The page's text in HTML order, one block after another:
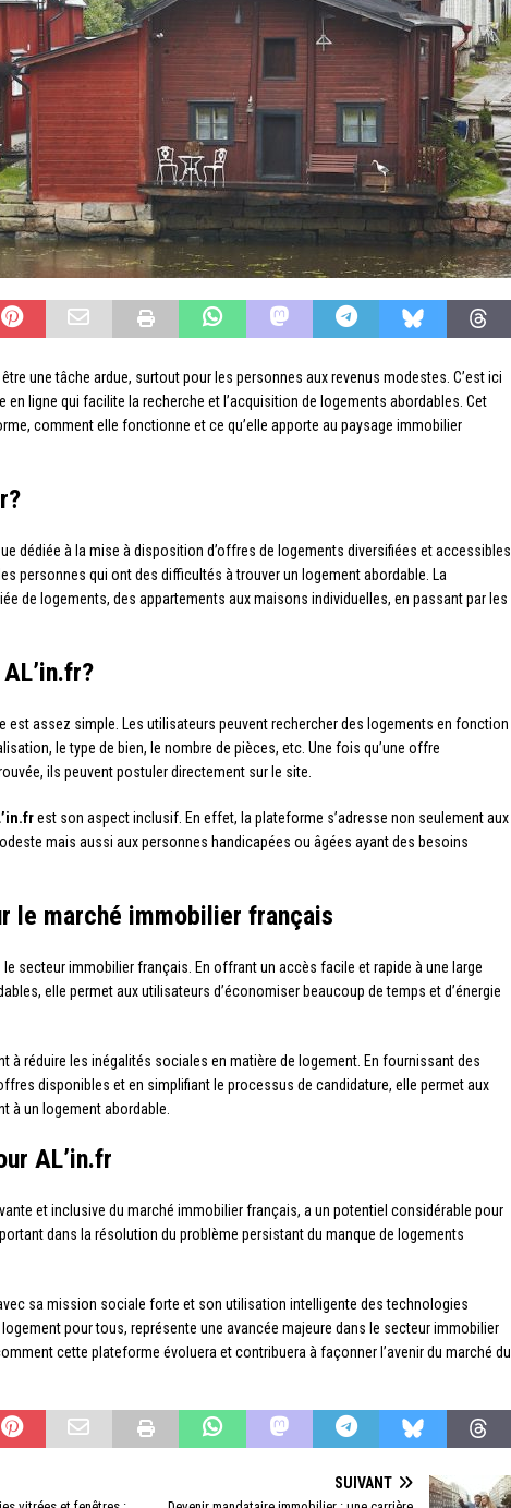
une tâche ardue, surtout pour les personnes aux revenus modestes. C’est ici
en ligne qui facilite la recherche et l’acquisition de logements abordables. Cet
comment elle fonctionne et ce qu’elle apporte au paysage immobilier
dédiée à la mise à disposition d’offres de logements diversifiées et accessibles
personnes qui ont des difficultés à trouver un logement abordable. La
de logements, des appartements aux maisons individuelles, en passant par les
est assez simple. Les utilisateurs peuvent rechercher des logements en fonction
le type de bien, le nombre de pièces, etc. Une fois qu’une offre
ils peuvent postuler directement sur le site.
est son aspect inclusif. En effet, la plateforme s’adresse non seulement aux
mais aussi aux personnes handicapées ou âgées ayant des besoins
le marché immobilier français
secteur immobilier français. En offrant un accès facile et rapide à une large
elle permet aux utilisateurs d’économiser beaucoup de temps et d’énergie
à réduire les inégalités sociales en matière de logement. En fournissant des
disponibles et en simplifiant le processus de candidature, elle permet aux
à un logement abordable.
AL’in.fr
et inclusive du marché immobilier français, a un potentiel considérable pour
dans la résolution du problème persistant du manque de logements
sa mission sociale forte et son utilisation intelligente des technologies
pour tous, représente une avancée majeure dans le secteur immobilier
cette plateforme évoluera et contribuera à façonner l’avenir du marché du
SUIVANT